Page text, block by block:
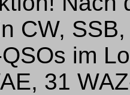
CW,
im
31